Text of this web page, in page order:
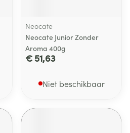
Neocate
Neocate Junior Zonder
Aroma 400g
€ 51,63
Niet beschikbaar